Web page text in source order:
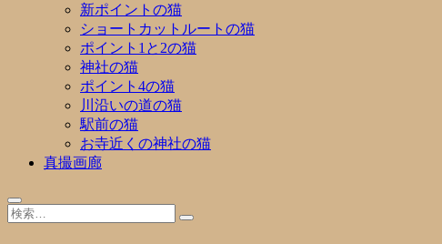
新ポイントの猫
ショートカットルートの猫
ポイント1と2の猫
神社の猫
ポイント4の猫
川沿いの道の猫
駅前の猫
お寺近くの神社の猫
真撮画廊